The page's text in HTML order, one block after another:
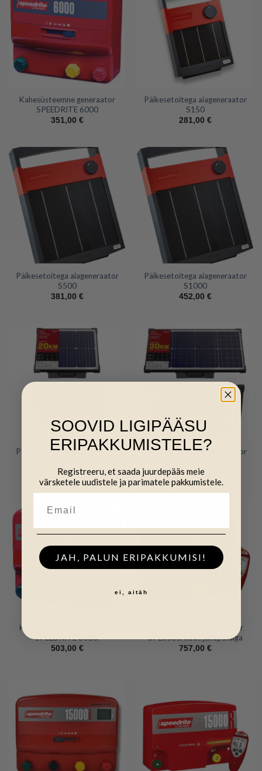
Kahesüsteemne generaator
SPEEDRITE 6000
351,00 €
Päikesetoitega aiageneraator
S150
281,00 €
Päikesetoitega aiageneraator
S500
381,00 €
Päikesetoitega aiageneraator
S1000
452,00 €
Päikesetoitega aiageneraator
554,00€
Päikesetoitega aiageneraator
762,00
Kahesüsteemne generaator
SPEEDRITE 6000i
503,00 €
Kahesüsteemne generaator
SPE6000i koos juhtpuldiga
757,00 €
SOOVID LIGIPÄÄSU
ERIPAKKUMISTELE?
Registreeru, et saada juurdepääs meie
värsketele uudistele ja parimatele pakkumistele.
JAH, PALUN ERIPAKKUMISI!
ei, aitäh